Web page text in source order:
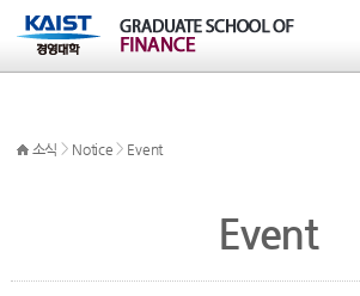
소식 > Notice > Event
Event